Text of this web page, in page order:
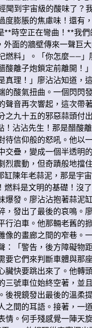
到宇宙級的酸味了
膨脹的焦慮味！還有
時空正在彎曲！**我
外面的牆壁傳來一聲巨
料」。「你怎麼——
離子炮鎖定前離開
理！」廖沾沾知道
酸氣扭曲。一個閃
音再次響起，這次
之九十五的邪惡蒜頭付
沾沾先生！那是醋酸
信仰般的怒吼。他以
疊，變成一個半透明
震動，但奇蹟般地擋
陳年老蒜泥，那是宇
料是文明的基礎！沒
發。廖沾沾抱著蒜
發出了最後的哀鳴。
泊車。他那輛老舊
的畫廊之間的窄巷
「警告，後方障礙
它們來判斷車體與
快要跳出來了。他轉
三號車位始終空著，並
視鏡發出最後的溫
間的耳語。接著，一
。何手殘感覺一陣